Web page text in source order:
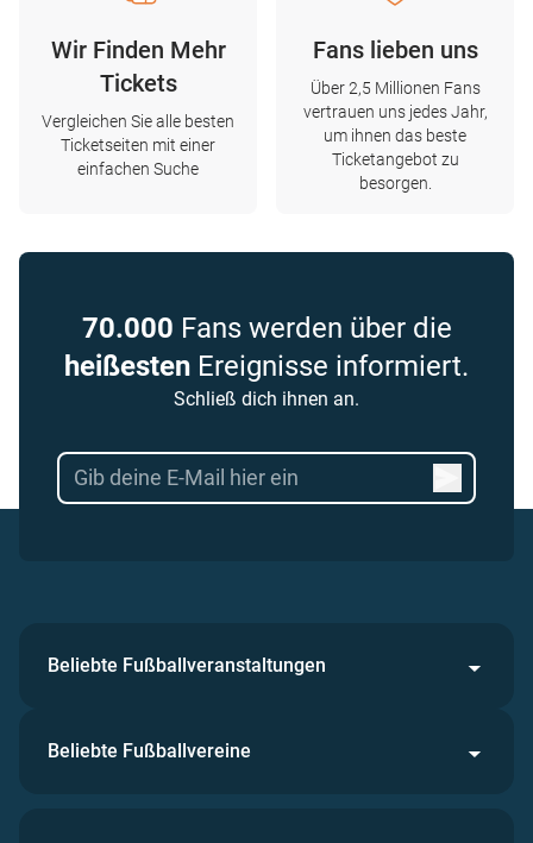
Wir Finden Mehr
Tickets
Vergleichen Sie alle besten
Ticketseiten mit einer
einfachen Suche
Fans lieben uns
Über 2,5 Millionen Fans
vertrauen uns jedes Jahr,
um ihnen das beste
Ticketangebot zu
besorgen.
70.000 Fans werden über die
heißesten Ereignisse informiert.
Schließ dich ihnen an.
Beliebte Fußballveranstaltungen
Beliebte Fußballvereine